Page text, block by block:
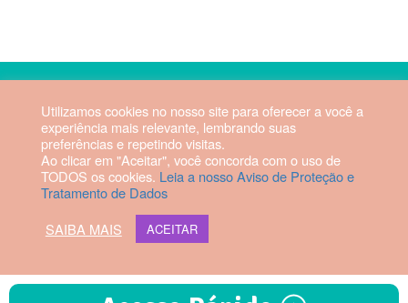
Utilizamos cookies no nosso site para oferecer a você a
experiência mais relevante, lembrando suas
preferências e repetindo visitas.
Ao clicar em "Aceitar", você concorda com o uso de
TODOS os cookies. Leia a nosso Aviso de Proteção e
Tratamento de Dados
SAIBA MAIS
ACEITAR
Diretor Técnico: Fabrício Manoel
Rezende Dias | CRM-MG 56879